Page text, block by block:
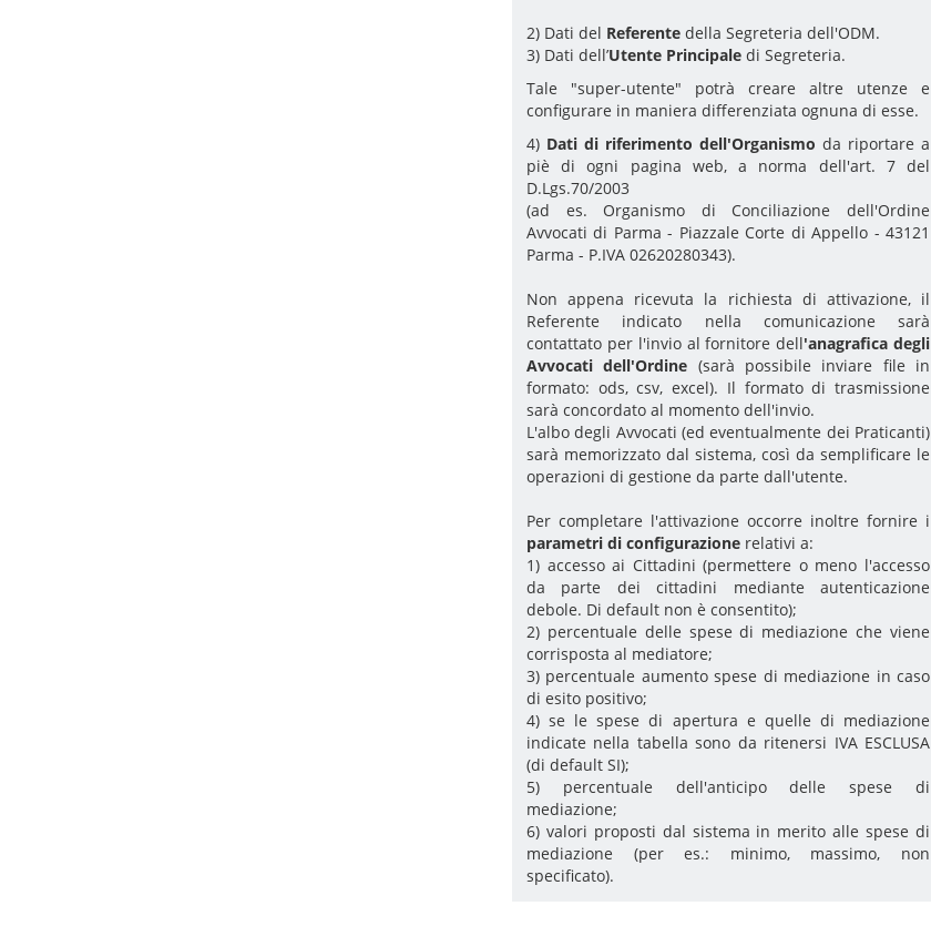
2) Dati del Referente della Segreteria dell'ODM.
3) Dati dell’Utente Principale di Segreteria.
Tale "super-utente" potrà creare altre utenze e
configurare in maniera differenziata ognuna di esse.
4) Dati di riferimento dell'Organismo da riportare a
piè di ogni pagina web, a norma dell'art. 7 del
D.Lgs.70/2003
(ad es. Organismo di Conciliazione dell'Ordine
Avvocati di Parma - Piazzale Corte di Appello - 43121
Parma - P.IVA 02620280343).
Non appena ricevuta la richiesta di attivazione, il
Referente indicato nella comunicazione sarà
contattato per l'invio al fornitore dell'anagrafica degli
Avvocati dell'Ordine (sarà possibile inviare file in
formato: ods, csv, excel). Il formato di trasmissione
sarà concordato al momento dell'invio.
L'albo degli Avvocati (ed eventualmente dei Praticanti)
sarà memorizzato dal sistema, così da semplificare le
operazioni di gestione da parte dall'utente.
Per completare l'attivazione occorre inoltre fornire i
parametri di configurazione relativi a:
1) accesso ai Cittadini (permettere o meno l'accesso
da parte dei cittadini mediante autenticazione
debole. Di default non è consentito);
2) percentuale delle spese di mediazione che viene
corrisposta al mediatore;
3) percentuale aumento spese di mediazione in caso
di esito positivo;
4) se le spese di apertura e quelle di mediazione
indicate nella tabella sono da ritenersi IVA ESCLUSA
(di default SI);
5) percentuale dell'anticipo delle spese di
mediazione;
6) valori proposti dal sistema in merito alle spese di
mediazione (per es.: minimo, massimo, non
specificato).